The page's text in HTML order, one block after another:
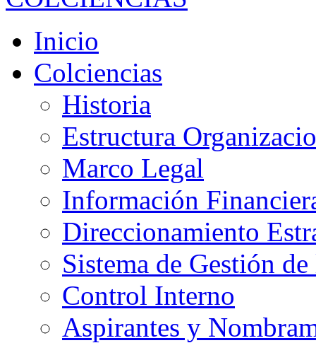
Inicio
Colciencias
Historia
Estructura
Marco Legal
Información
Direccionamiento
Sistema de Gestión
Control Interno
Aspirantes y